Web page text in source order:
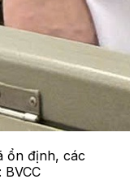
ổn định, các